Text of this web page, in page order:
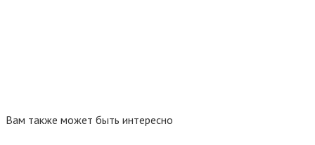
Вам также может быть интересно